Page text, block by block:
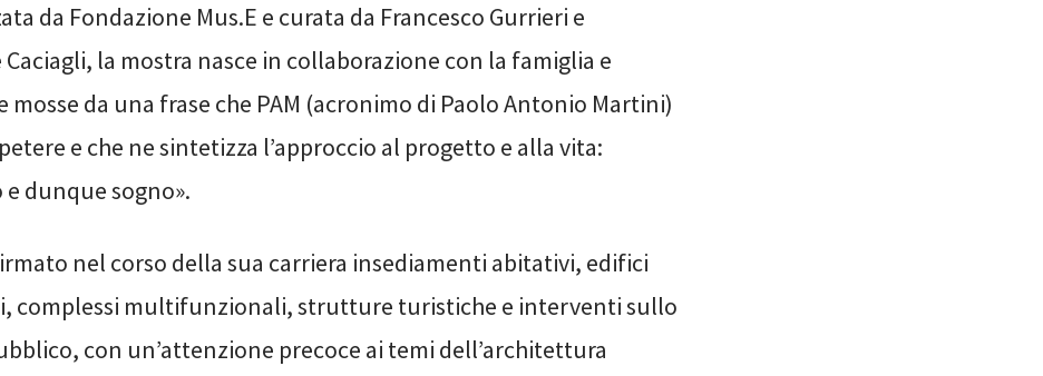
da Fondazione Mus.E e curata da Francesco Gurrieri e
Caciagli, la mostra nasce in collaborazione con la famiglia e
mosse da una frase che PAM (acronimo di Paolo Antonio Martini)
e che ne sintetizza l’approccio al progetto e alla vita:
e dunque sogno».
nel corso della sua carriera insediamenti abitativi, edifici
complessi multifunzionali, strutture turistiche e interventi sullo
con un’attenzione precoce ai temi dell’architettura